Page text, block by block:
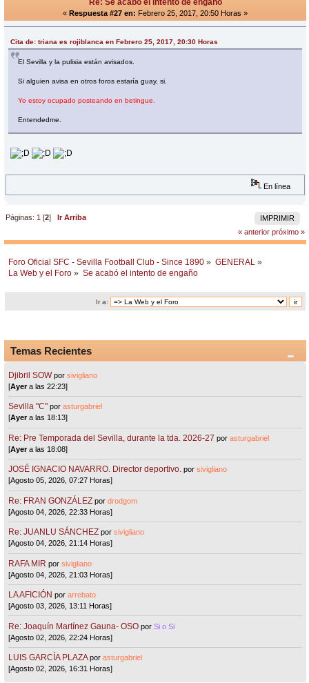
Re: Se acabó el intento de engaño
« Respuesta #27 en: Febrero 25, 2017, 20:50 Horas »
Cita de: triana es rojiblanca en Febrero 25, 2017, 20:30 Horas
El Sevilla y la pulisia están avisados.
Si alguien avisa en otros foros estaría guay, si.
Yo estoy ocupado posteando en betingue.
Entendedme.
En línea
IMPRIMIR
Páginas: 1 [2]Ir Arriba
« anterior próximo »
Foro Oficial SFC - Sevilla Football Club - Since 1890 » GENERAL »
La Web y el Foro » Se acabó el intento de engaño
Ir a:
Temas Recientes
Djibril SOW porsivigliano
[Ayera las 22:23]
Sevilla "C"porasturgabriel
[Ayera las 18:13]
Re: Pre Temporada del Sevilla, durante la tda. 2026-27 porasturgabriel
[Ayera las 18:08]
JOSÉ IGNACIO NAVARRO. Director deportivo. porsivigliano
[Agosto 05, 2026, 07:27 Horas]
Re: FRAN GONZÁLEZ pordrodgom
[Agosto 04, 2026, 22:33 Horas]
Re: JUANLU SÁNCHEZ porsivigliano
[Agosto 04, 2026, 21:14 Horas]
RAFA MIR porsivigliano
[Agosto 04, 2026, 21:03 Horas]
LA AFICIÓN porarrebato
[Agosto 03, 2026, 13:11 Horas]
Re: Joaquín Martínez Gauna- OSO porSi o Si
[Agosto 02, 2026, 22:24 Horas]
LUIS GARCÍA PLAZA porasturgabriel
[Agosto 02, 2026, 16:31 Horas]